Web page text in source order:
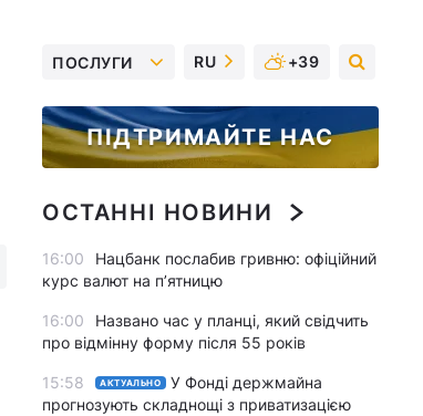
ПОСЛУГИ RU +39
ПІДТРИМАЙТЕ НАС
ОСТАННІ НОВИНИ
16:00
Нацбанк послабив гривню: офіційний
курс валют на п’ятницю
16:00
Названо час у планці, який свідчить
про відмінну форму після 55 років
15:58 АКТУАЛЬНО
У Фонді держмайна
прогнозують складнощі з приватизацією